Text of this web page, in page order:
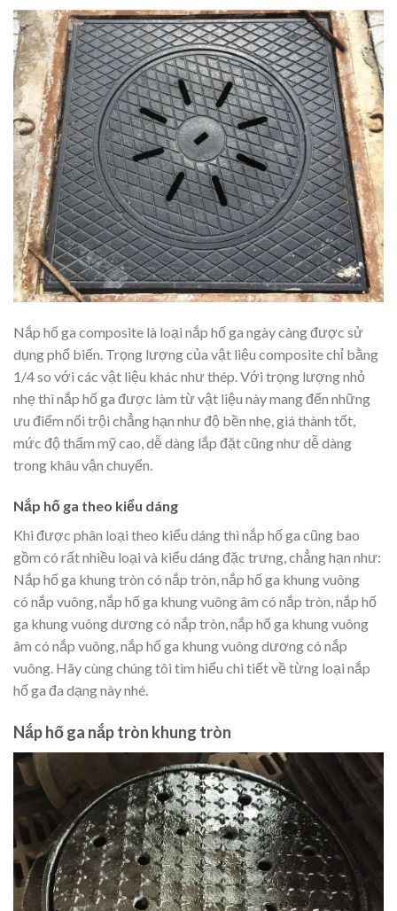
Nắp hố ga composite là loại nắp hố ga ngày càng được sử
dụng phổ biến. Trọng lượng của vật liệu composite chỉ bằng
1/4 so với các vật liệu khác như thép. Với trọng lượng nhỏ
nhẹ thì nắp hố ga được làm từ vật liệu này mang đến những
ưu điểm nổi trội chẳng hạn như độ bền nhẹ, giá thành tốt,
mức độ thẩm mỹ cao, dễ dàng lắp đặt cũng như dễ dàng
trong khâu vận chuyển.
Nắp hố ga theo kiểu dáng
Khi được phân loại theo kiểu dáng thì nắp hố ga cũng bao
gồm có rất nhiều loại và kiểu dáng đặc trưng, chẳng hạn như:
Nắp hố ga khung tròn có nắp tròn, nắp hố ga khung vuông
có nắp vuông, nắp hố ga khung vuông âm có nắp tròn, nắp hố
ga khung vuông dương có nắp tròn, nắp hố ga khung vuông
âm có nắp vuông, nắp hố ga khung vuông dương có nắp
vuông. Hãy cùng chúng tôi tìm hiểu chi tiết về từng loại nắp
hố ga đa dạng này nhé.
Nắp hố ga nắp tròn khung tròn